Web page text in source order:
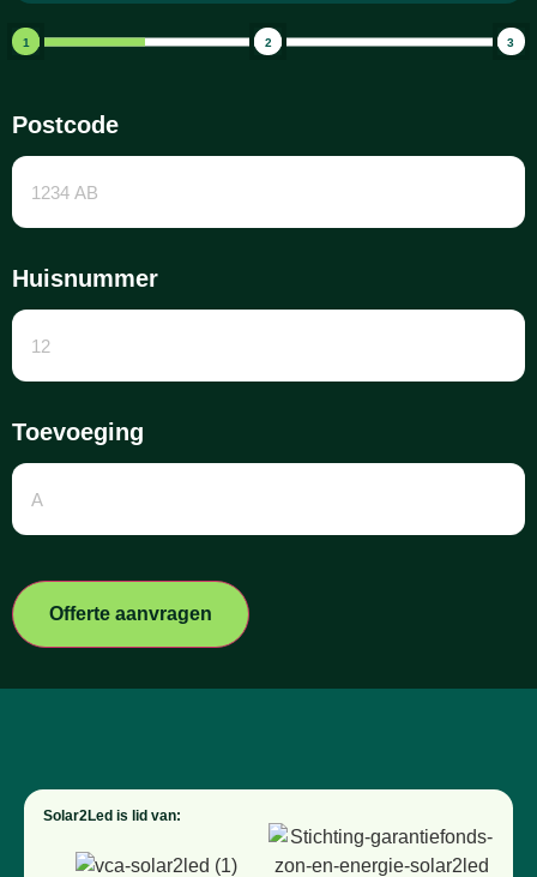
1 2 3
Postcode
Huisnummer
Toevoeging
Offerte aanvragen
Solar2Led is lid van: